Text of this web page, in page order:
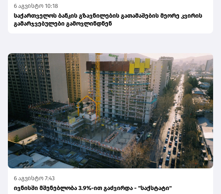
6 აგვისტო 10:18
საქართველოს ბანკის გზავნილების გათამაშების მეორე კვირის
გამარჯვებულები გამოვლინდნენ
6 აგვისტო 7:43
ივნისში მშენებლობა 3.9%-ით გაძვირდა - "საქსტატი"